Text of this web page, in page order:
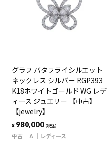
グラフ バタフライシルエット
ネックレス シルバー RGP393
K18ホワイトゴールド WG レデ
ィース ジュエリー 【中古】
【jewelry】
¥ 980,000（税込）
中古 A レディース